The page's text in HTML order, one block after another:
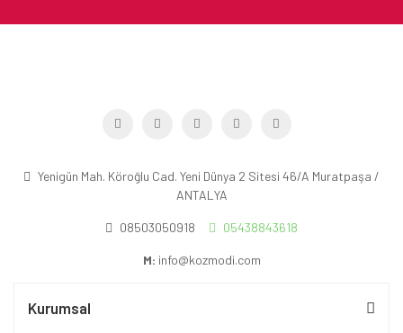
Yenigün Mah. Köroğlu Cad. Yeni Dünya 2 Sitesi 46/A Muratpaşa /
ANTALYA
08503050918 05438843618
M: info@kozmodi.com
Kurumsal